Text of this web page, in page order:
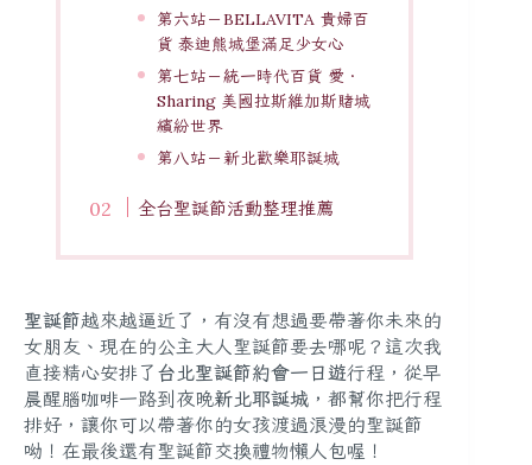
第六站－BELLAVITA 貴婦百
貨 泰迪熊城堡滿足少女心
第七站－統一時代百貨 愛．
Sharing 美國拉斯維加斯賭城
繽紛世界
第八站－新北歡樂耶誕城
全台聖誕節活動整理推薦
聖誕節越來越逼近了，有沒有想過要帶著你未來的
女朋友、現在的公主大人聖誕節要去哪呢？這次我
直接精心安排了 台北聖誕節約會一日遊行程，從早
晨醒腦咖啡一路到夜晚新北耶誕城 ，都幫你把行程
排好，讓你可以帶著你的女孩渡過浪漫的聖誕節
呦！在最後還有聖誕節交換禮物懶人包喔！